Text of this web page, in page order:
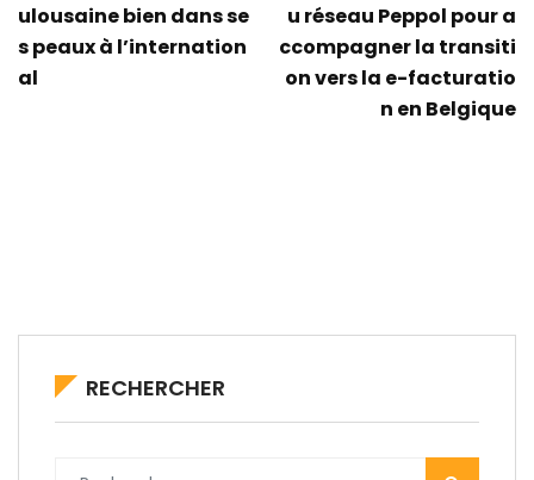
ulousaine bien dans se
s peaux à l’internation
al
u réseau Peppol pour a
ccompagner la transiti
on vers la e-facturatio
n en Belgique
RECHERCHER